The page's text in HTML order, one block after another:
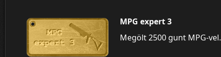
MPG expert 3
Megölt 2500 gunt MPG-vel.